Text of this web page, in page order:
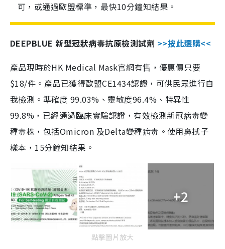
可，或通過歐盟標準，最快10分鐘知結果。
DEEPBLUE 新型冠狀病毒抗原檢測試劑 >>按此選購<<
產品現時於HK Medical Mask官網有售，優惠價只要
$18/件。產品已獲得歐盟CE1434認證，可供民眾進行自
我檢測。準確度 99.03%、靈敏度96.4%、特異性
99.8%，已經通過臨床實驗認證，有效檢測新冠病毒變
種毒株，包括Omicron 及Delta變種病毒。使用鼻拭子
樣本，15分鐘知結果。
+2
點擊圖片放大